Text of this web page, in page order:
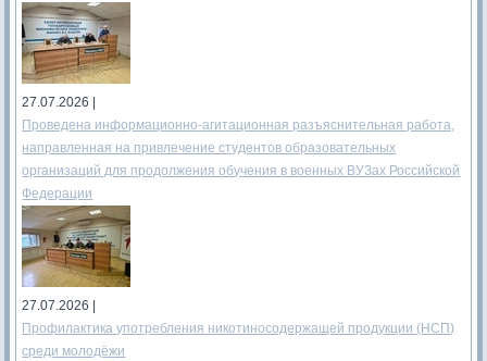
27.07.2026 |
Проведена информационно-агитационная разъяснительная работа,
направленная на привлечение студентов образовательных
организаций для продолжения обучения в военных ВУЗах Российской
Федерации
27.07.2026 |
Профилактика употребления никотиносодержащей продукции (НСП)
среди молодёжи